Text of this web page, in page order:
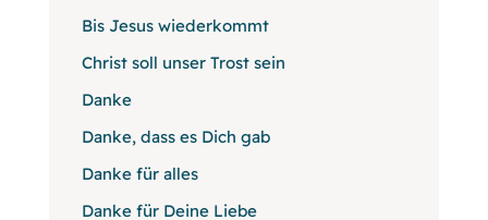
Bis Jesus wiederkommt
Christ soll unser Trost sein
Danke
Danke, dass es Dich gab
Danke für alles
Danke für Deine Liebe